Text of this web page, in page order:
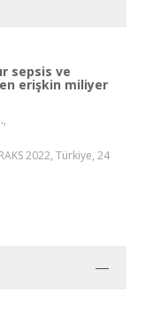
sepsis ve
erişkin miliyer
,
2022, Türkiye, 24